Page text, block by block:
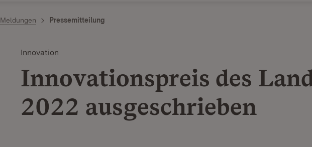
Meldungen Pressemitteilung
Innovation
Innovationspreis des
2022 ausgeschrieben